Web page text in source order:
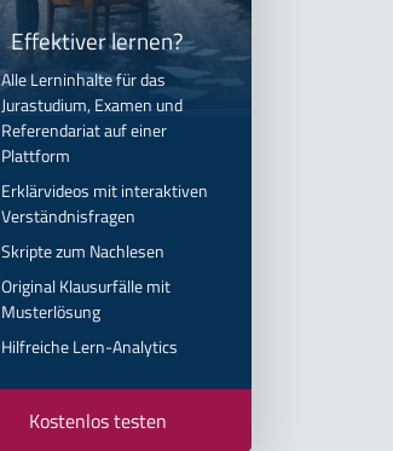
Effektiver lernen?
Alle Lerninhalte für das
Jurastudium, Examen und
Referendariat auf einer
Plattform
Erklärvideos mit interaktiven
Verständnisfragen
Skripte zum Nachlesen
Original Klausurfälle mit
Musterlösung
Hilfreiche Lern-Analytics
Kostenlos testen